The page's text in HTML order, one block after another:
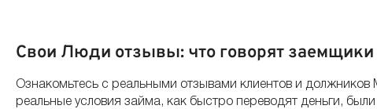
Свои Люди отзывы: что говорят заемщики
Ознакомьтесь с реальными отзывами клиентов и
реальные условия займа, как быстро переводят деньги,